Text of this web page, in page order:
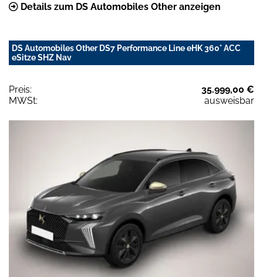
Details zum DS Automobiles Other anzeigen
DS Automobiles Other DS7 Performance Line eHK 360° ACC
eSitze SHZ Nav
Preis:
35.999,00 €
MWSt:
ausweisbar